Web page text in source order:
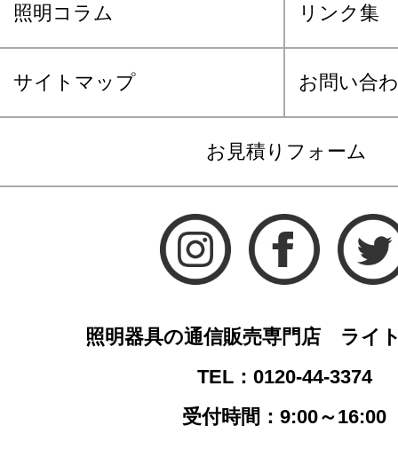
照明コラム リンク集
サイトマップ お問い合
お見積りフォーム
照明器具の通信販売専門店 ライ
TEL：0120-44-3374
受付時間：9:00～16:00